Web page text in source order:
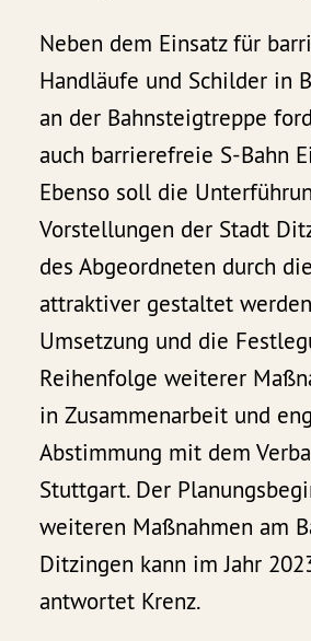
Neben dem Einsatz für
Handläufe und Schilder in
an der Bahnsteigtreppe
auch barrierefreie S-Bahn
Ebenso soll die
Vorstellungen der Stadt
des Abgeordneten durch
attraktiver gestaltet
Umsetzung und die
Reihenfolge weiterer
in Zusammenarbeit und
Abstimmung mit dem
Stuttgart. Der
weiteren Maßnahmen am
Ditzingen kann im Jahr
antwortet Krenz.